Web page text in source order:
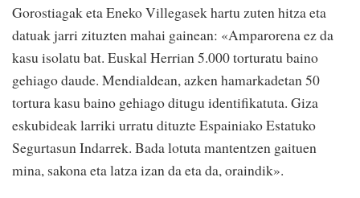
Gorostiagak eta Eneko Villegasek hartu zuten hitza eta
datuak jarri zituzten mahai gainean: «Amparorena ez da
kasu isolatu bat. Euskal Herrian 5.000 torturatu baino
gehiago daude. Mendialdean, azken hamarkadetan 50
tortura kasu baino gehiago ditugu identifikatuta. Giza
eskubideak larriki urratu dituzte Espainiako Estatuko
Segurtasun Indarrek. Bada lotuta mantentzen gaituen
mina, sakona eta latza izan da eta da, oraindik».